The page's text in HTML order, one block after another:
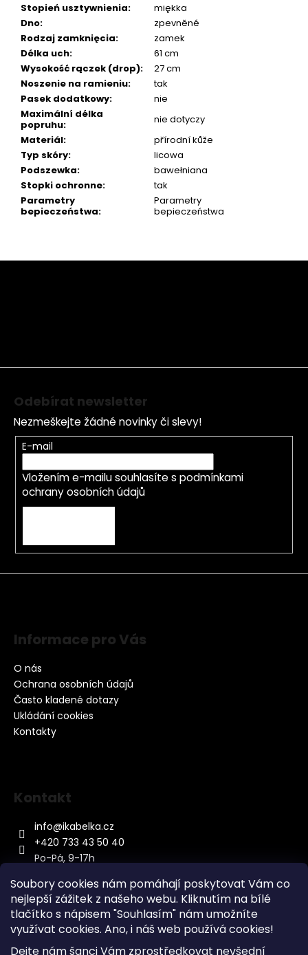
Soubory cookies nám pomáhají poskytovat Vám co
nejlepší zážitek z našeho webu. Kliknutím na bílé
tlačítko s nápisem "Souhlasím" nám umožníte
využívat cookies. Ano, i náš web používá cookies!
Dejte nám šanci Vám zprostředkovat nevšední
Stopień usztywnienia:
miękka
Dno:
zpevněné
Rodzaj zamknięcia:
zamek
Délka uch:
61 cm
Wysokość rączek (drop):
27 cm
Noszenie na ramieniu:
tak
Pasek dodatkowy:
nie
Maximální délka
popruhu:
nie dotyczy
Materiál:
přírodní kůže
Typ skóry:
licowa
Podszewka:
bawełniana
Stopki ochronne:
tak
Parametry
bepieczeństwa:
Parametry
bepieczeństwa
Z
Odebírat newsletter
Nezmeškejte žádné novinky či slevy!
E-mail
Vložením e-mailu souhlasíte s podmínkami
ochrany osobních údajů
Informace pro Vás
O nás
Ochrana osobních údajů
Často kladené dotazy
Ukládání cookies
Kontakty
Kontakt
info@ikabelka.cz
+420 733 43 50 40
Po-Pá, 9-17h
Kontakt